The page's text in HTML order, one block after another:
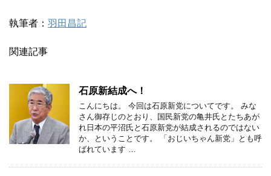
執筆者： 羽田昌記
関連記事
石原新結成へ！
こんにちは。 今回は石原新党についてです。 みな
さん御存じのとおり、国民新党の亀井氏とたちあが
れ日本の平沼氏と石原新党が結成されるのではない
か、ということです。 「おじいちゃん新党」とも呼
ばれています …